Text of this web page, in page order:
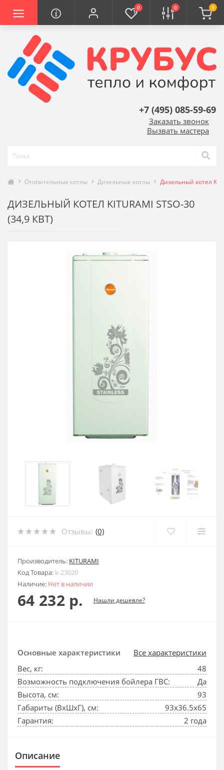
0 0 0
+7 (495) 085-59-69
Заказать звонок
Вызвать мастера
Отопительные котлы Дизельные котлы Дизельный котел
ДИЗЕЛЬНЫЙ КОТЕЛ KITURAMI STSO-30
(34,9 КВТ)
Отзывы: (0)
Производитель: KITURAMI
Код Товара: k-23020
Наличие: Нет в наличии
64 232 р. Нашли дешевле?
Основные характеристики
Все характеристики
Вес, кг:
48
Возможность подключения бойлера ГВС:
Да
Высота, см:
93
Габариты (ВхШхГ), см:
93x36.5x65
Гарантия:
2 года
Описание